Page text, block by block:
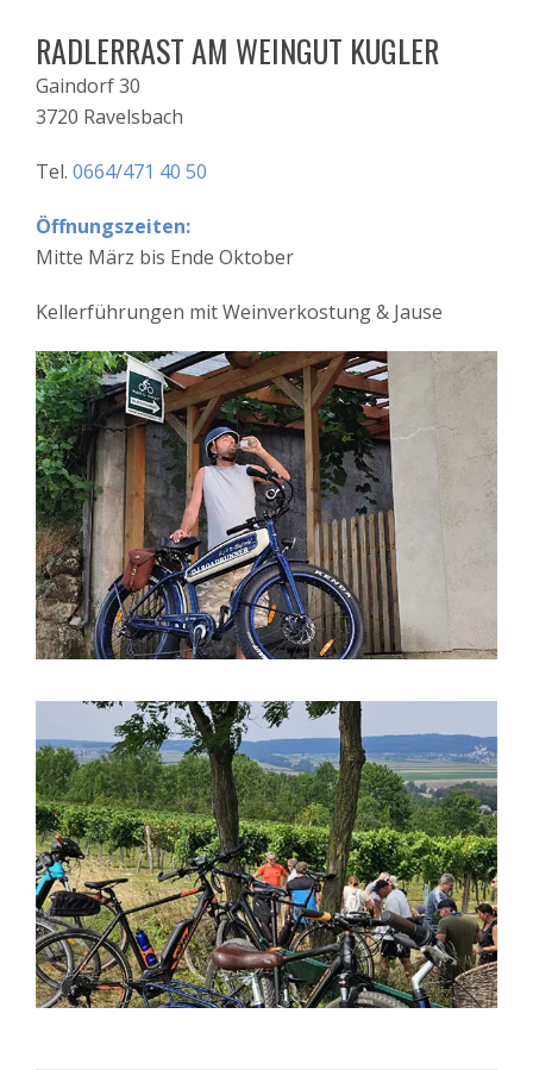
RADLERRAST AM WEINGUT KUGLER
Gaindorf 30
3720 Ravelsbach
Tel. 0664/471 40 50
Öffnungszeiten:
Mitte März bis Ende Oktober
Kellerführungen mit Weinverkostung & Jause